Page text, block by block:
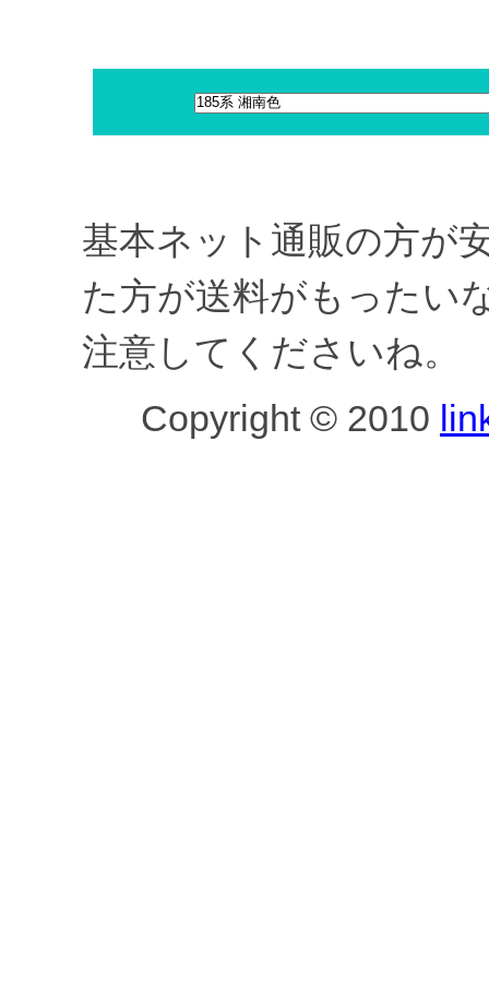
基本ネット通販の方が
た方が送料がもったい
注意してくださいね。
Copyright © 2010